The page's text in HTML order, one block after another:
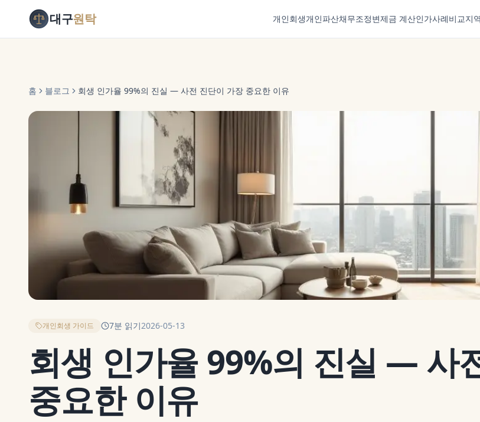
대구원탁 개인회생개인파산채무조정변제금 계산인가사례비교지
홈 블로그 회생 인가율 99%의 진실 — 사전 진단이 가장 중요한 이유
개인회생 가이드 7분 읽기2026-05-13
회생 인가율 99%의 진실 — 사
중요한 이유